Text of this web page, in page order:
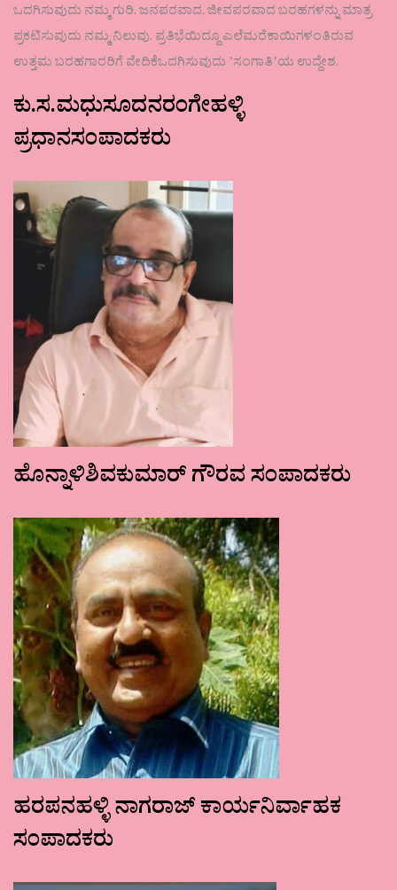
ಒದಗಿಸುವುದು ನಮ್ಮ ಗುರಿ. ಜನಪರವಾದ, ಜೀವಪರವಾದ ಬರಹಗಳನ್ನು ಮಾತ್ರ
ಪ್ರಕಟಿಸುವುದು ನಮ್ಮ ನಿಲುವು. ಪ್ರತಿಭೆಯಿದ್ದೂ ಎಲೆಮರೆಕಾಯಿಗಳಂತಿರುವ
ಉತ್ತಮ ಬರಹಗಾರರಿಗೆ ವೇದಿಕೆಒದಗಿಸುವುದು ʼಸಂಗಾತಿʼಯ ಉದ್ದೇಶ.
ಕು.ಸ.ಮಧುಸೂದನರಂಗೇಹಳ್ಳಿ
ಪ್ರಧಾನಸಂಪಾದಕರು
ಹೊನ್ನಾಳಿಶಿವಕುಮಾರ್ ಗೌರವ ಸಂಪಾದಕರು
ಹರಪನಹಳ್ಳಿ ನಾಗರಾಜ್ ಕಾರ್ಯನಿರ್ವಾಹಕ
ಸಂಪಾದಕರು